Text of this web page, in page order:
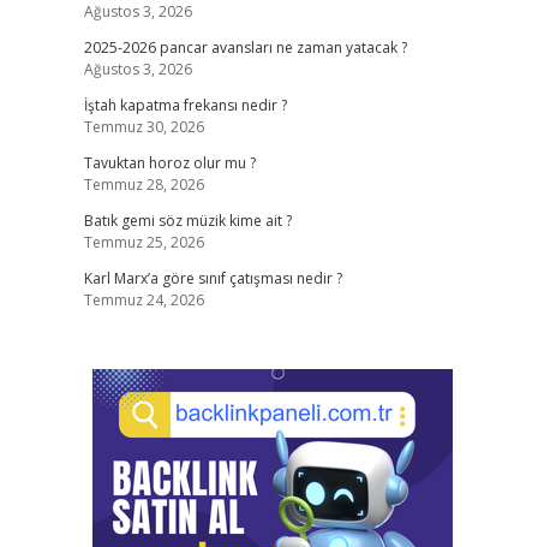
Ağustos 3, 2026
2025-2026 pancar avansları ne zaman yatacak ?
Ağustos 3, 2026
İştah kapatma frekansı nedir ?
Temmuz 30, 2026
Tavuktan horoz olur mu ?
Temmuz 28, 2026
Batık gemi söz müzik kime ait ?
Temmuz 25, 2026
Karl Marx’a göre sınıf çatışması nedir ?
Temmuz 24, 2026